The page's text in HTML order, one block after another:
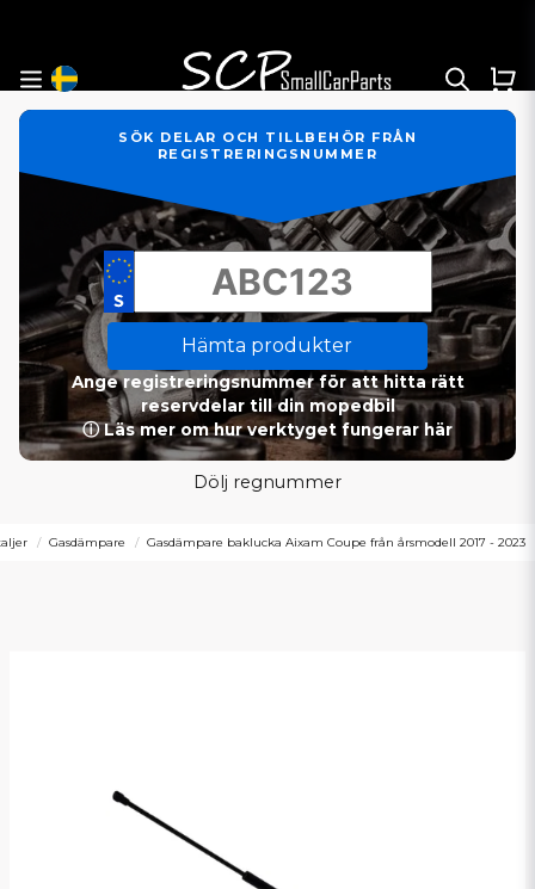
SÖK DELAR OCH TILLBEHÖR FRÅN
REGISTRERINGSNUMMER
Hämta produkter
Ange registreringsnummer för att hitta rätt
reservdelar till din mopedbil
ⓘ Läs mer om hur verktyget fungerar här
Dölj regnummer
Gasdämpare Gasdämpare baklucka Aixam Coupe från årsmodell 2017 - 2023